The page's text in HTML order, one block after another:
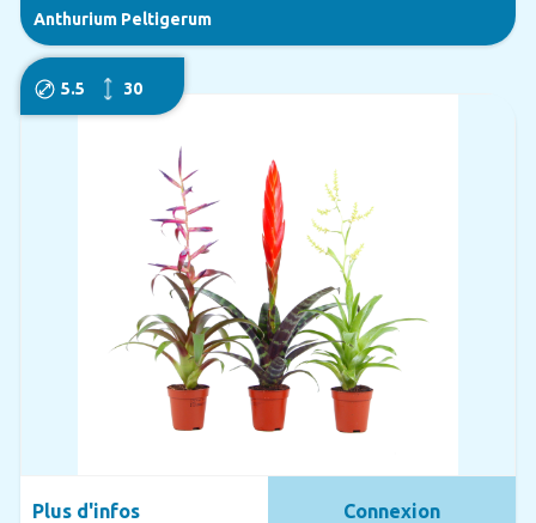
Anthurium Peltigerum
5.5 30
Plus d'infos Connexion